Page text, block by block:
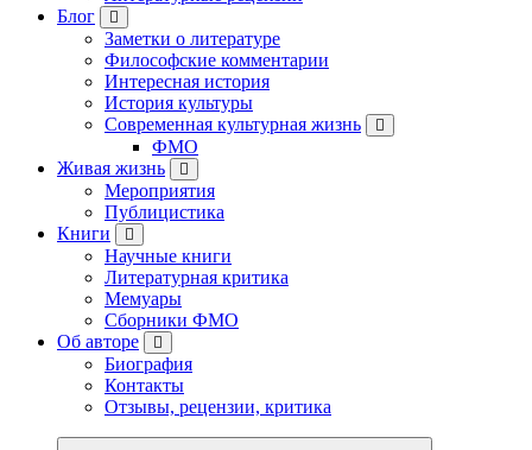
Блог
Заметки о литературе
Философские комментарии
Интересная история
История культуры
Современная культурная жизнь
ФМО
Живая жизнь
Мероприятия
Публицистика
Книги
Научные книги
Литературная критика
Мемуары
Сборники ФМО
Об авторе
Биография
Контакты
Отзывы, рецензии, критика